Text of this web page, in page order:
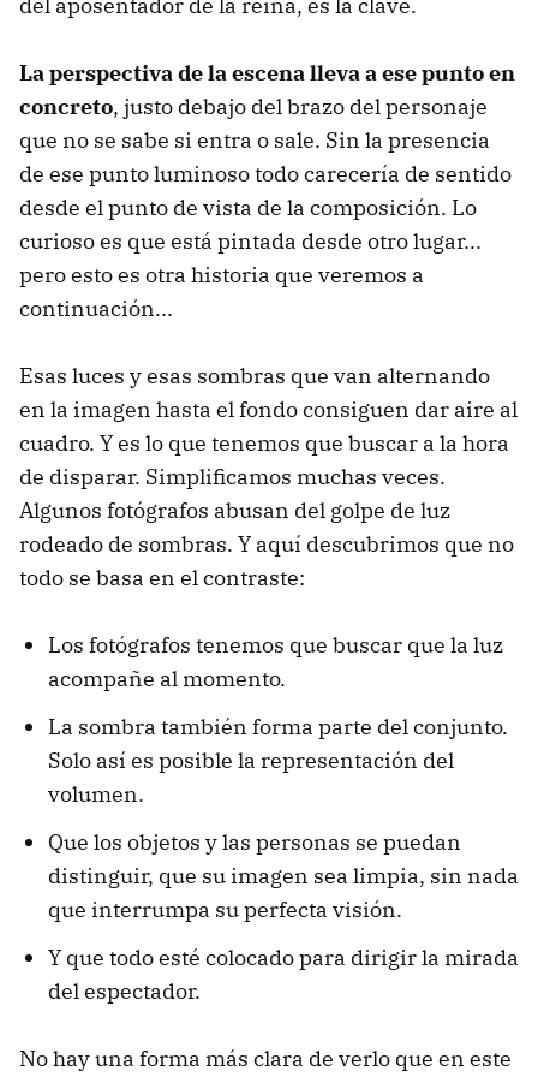
del aposentador de la reina, es la clave.
La perspectiva de la escena lleva a ese punto en
concreto, justo debajo del brazo del personaje
que no se sabe si entra o sale. Sin la presencia
de ese punto luminoso todo carecería de sentido
desde el punto de vista de la composición. Lo
curioso es que está pintada desde otro lugar...
pero esto es otra historia que veremos a
continuación...
Esas luces y esas sombras que van alternando
en la imagen hasta el fondo consiguen dar aire al
cuadro. Y es lo que tenemos que buscar a la hora
de disparar. Simplificamos muchas veces.
Algunos fotógrafos abusan del golpe de luz
rodeado de sombras. Y aquí descubrimos que no
todo se basa en el contraste:
Los fotógrafos tenemos que buscar que la luz
acompañe al momento.
La sombra también forma parte del conjunto.
Solo así es posible la representación del
volumen.
Que los objetos y las personas se puedan
distinguir, que su imagen sea limpia, sin nada
que interrumpa su perfecta visión.
Y que todo esté colocado para dirigir la mirada
del espectador.
No hay una forma más clara de verlo que en este